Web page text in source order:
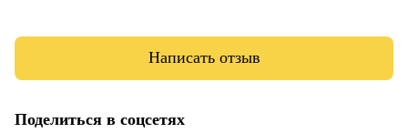
Написать отзыв
Поделиться в соцсетях